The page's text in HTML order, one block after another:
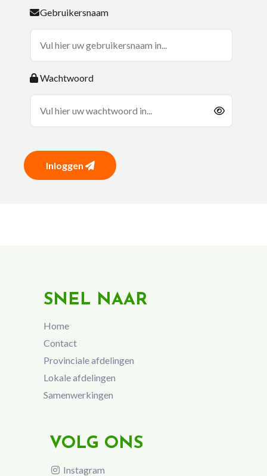
Gebruikersnaam
Wachtwoord
Inloggen
SNEL NAAR
Home
Contact
Provinciale afdelingen
Lokale afdelingen
Samenwerkingen
VOLG ONS
Instagram